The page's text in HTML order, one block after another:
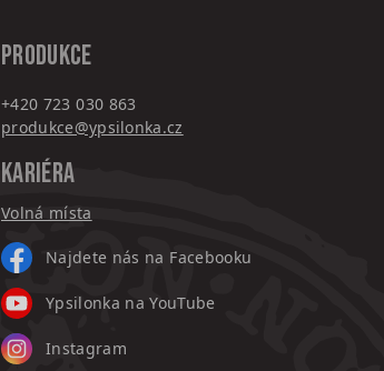
PRODUKCE
+420 723 030 863
produkce@ypsilonka.cz
KARIÉRA
Volná místa
Najdete nás na Facebooku
Ypsilonka na YouTube
Instagram